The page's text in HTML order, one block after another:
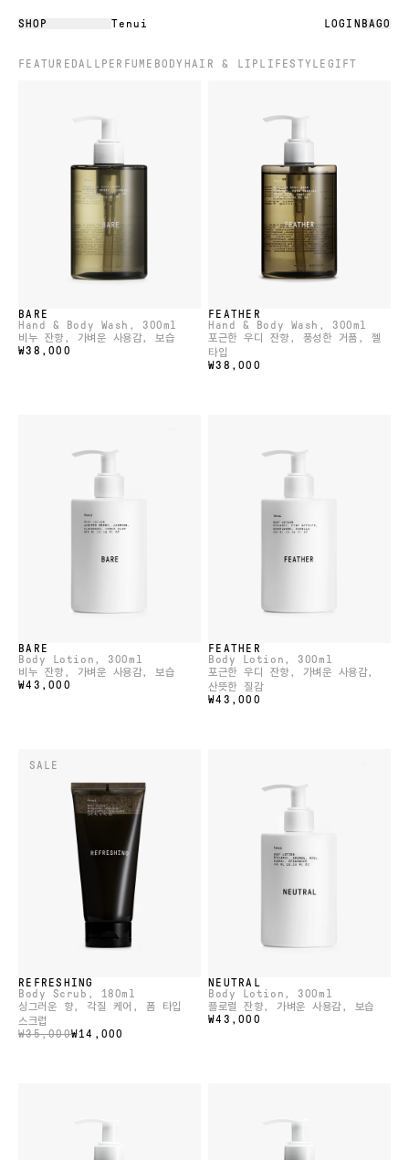
SHOP Tenui LOGIN BAG0
FEATUREDALL PERFUME BODY HAIR & LIP LIFESTYLE GIFT
BARE
Hand & Body Wash , 300ml
비누 잔향, 가벼운 사용감, 보습
₩38,000
FEATHER
Hand & Body Wash , 300ml
포근한 우디 잔향, 풍성한 거품, 젤
타입
₩38,000
BARE
Body Lotion , 300ml
비누 잔향, 가벼운 사용감, 보습
₩43,000
FEATHER
Body Lotion , 300ml
포근한 우디 잔향, 가벼운 사용감,
산뜻한 질감
₩43,000
REFRESHING
Body Scrub , 180ml
싱그러운 향, 각질 케어, 폼 타입
스크럽
₩35,000₩14,000
SALE
NEUTRAL
Body Lotion , 300ml
플로럴 잔향, 가벼운 사용감, 보습
₩43,000